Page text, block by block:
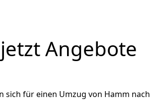
Angebote
sich für einen Umzug von Hamm nach